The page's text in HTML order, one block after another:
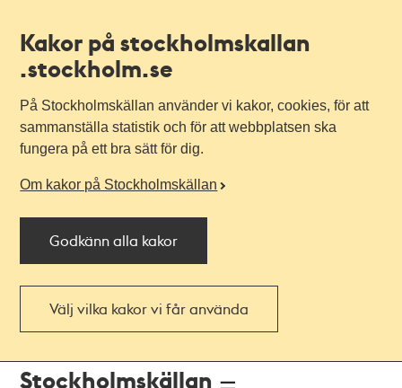
Kakor på stockholmskallan
.stockholm.se
På Stockholmskällan använder vi kakor, cookies, för att
sammanställa statistik och för att webbplatsen ska
fungera på ett bra sätt för dig.
Om kakor på Stockholmskällan
Godkänn alla kakor
Välj vilka kakor vi får använda
Stockholmskällan